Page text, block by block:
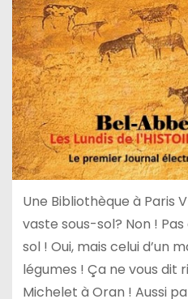
Une Bibliothèque à Paris
vaste sous-sol? Non !
sol ! Oui, mais celui d’un
légumes ! Ça ne vous dit
Michelet à Oran ! Aussi